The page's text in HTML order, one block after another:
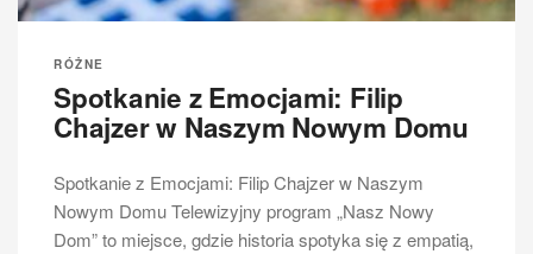
RÓŻNE
Spotkanie z Emocjami: Filip
Chajzer w Naszym Nowym Domu
Spotkanie z Emocjami: Filip Chajzer w Naszym
Nowym Domu Telewizyjny program „Nasz Nowy
Dom” to miejsce, gdzie historia spotyka się z empatią,